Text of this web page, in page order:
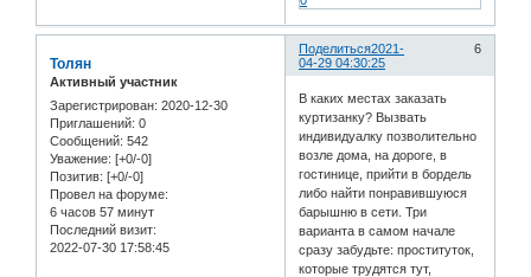
Поделиться 6
2021-
04-29 04:30:25
Толян
Активный участник
Зарегистрирован: 2020-12-30
Приглашений: 0
Сообщений: 542
Уважение: [+0/-0]
Позитив: [+0/-0]
Провел на форуме:
6 часов 57 минут
Последний визит:
2022-07-30 17:58:45
В каких местах заказать
куртизанку? Вызвать
индивидуалку позволительно
возле дома, на дороге, в
гостинице, прийти в бордель
либо найти понравившуюся
барышню в сети. Три
варианта в самом начале
сразу забудьте: проституток,
которые трудятся тут,